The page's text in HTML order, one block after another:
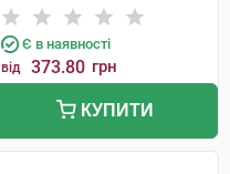
Є в наявності
від 373.80 грн
КУПИТИ